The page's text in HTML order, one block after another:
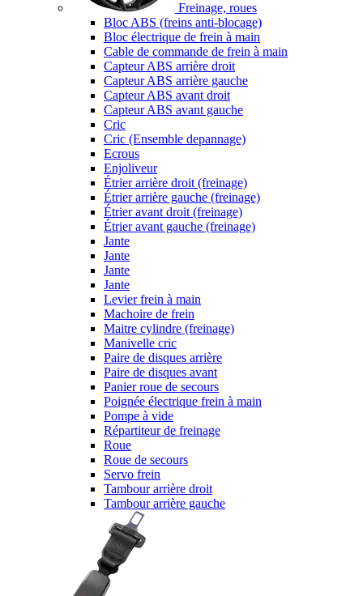
Freinage, roues
Bloc ABS (freins anti-blocage)
Bloc électrique de frein à main
Cable de commande de frein à main
Capteur ABS arrière droit
Capteur ABS arrière gauche
Capteur ABS avant droit
Capteur ABS avant gauche
Cric
Cric (Ensemble depannage)
Ecrous
Enjoliveur
Étrier arrière droit (freinage)
Étrier arrière gauche (freinage)
Étrier avant droit (freinage)
Étrier avant gauche (freinage)
Jante
Jante
Jante
Jante
Levier frein à main
Machoire de frein
Maitre cylindre (freinage)
Manivelle cric
Paire de disques arrière
Paire de disques avant
Panier roue de secours
Poignée électrique frein à main
Pompe à vide
Répartiteur de freinage
Roue
Roue de secours
Servo frein
Tambour arrière droit
Tambour arrière gauche